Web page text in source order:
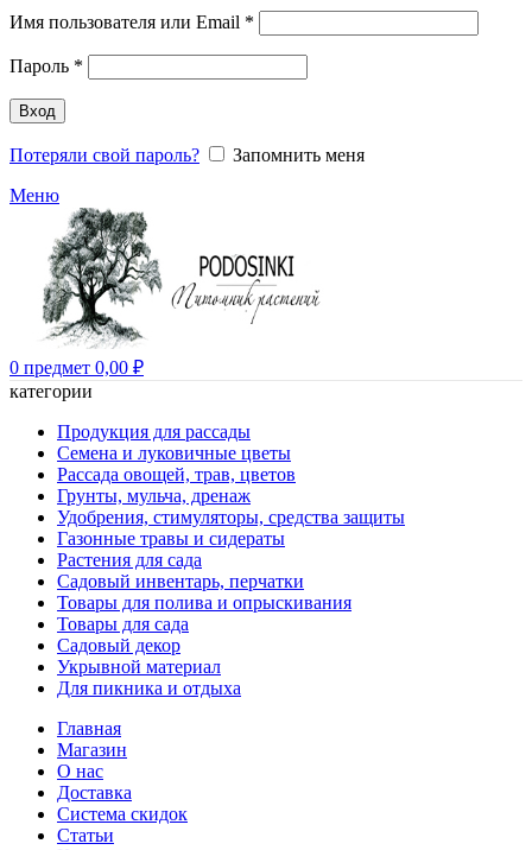
Имя пользователя или Email *
Пароль *
Вход
Потеряли свой пароль?
Запомнить меня
Меню
0 предмет 0,00 ₽
категории
Продукция для рассады
Семена и луковичные цветы
Рассада овощей, трав, цветов
Грунты, мульча, дренаж
Удобрения, стимуляторы, средства защиты
Газонные травы и сидераты
Растения для сада
Садовый инвентарь, перчатки
Товары для полива и опрыскивания
Товары для сада
Садовый декор
Укрывной материал
Для пикника и отдыха
Главная
Магазин
О нас
Доставка
Система скидок
Статьи